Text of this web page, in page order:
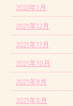
2022年1月
2021年12月
2021年11月
2021年10月
2021年9月
2021年8月